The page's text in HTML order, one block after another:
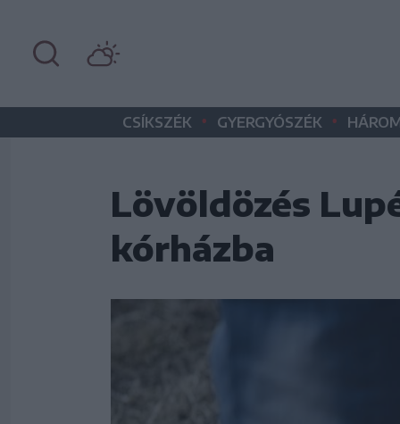
CSÍKSZÉK • GYERGYÓSZÉK •
Lövöldözés
kórházba